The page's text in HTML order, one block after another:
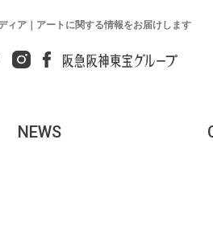
ィア｜アートに関する情報をお届けします
NEWS